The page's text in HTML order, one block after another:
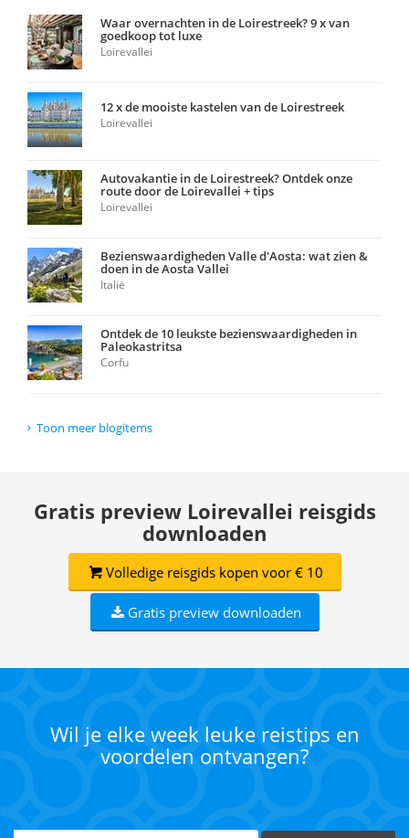
Waar overnachten in de Loirestreek? 9 x van
goedkoop tot luxe
Loirevallei
12 x de mooiste kastelen van de Loirestreek
Loirevallei
Autovakantie in de Loirestreek? Ontdek onze
route door de Loirevallei + tips
Loirevallei
Bezienswaardigheden Valle d'Aosta: wat zien &
doen in de Aosta Vallei
Italië
Ontdek de 10 leukste bezienswaardigheden in
Paleokastritsa
Corfu
Toon meer blogitems
Gratis preview Loirevallei reisgids
downloaden
Volledige reisgids kopen voor € 10
Gratis preview downloaden
Wil je elke week leuke reistips en
voordelen ontvangen?